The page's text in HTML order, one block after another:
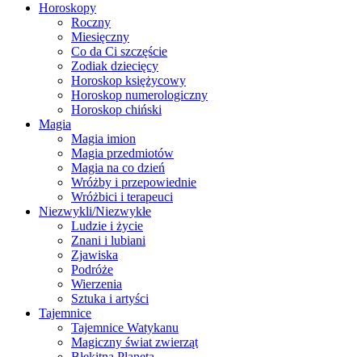
Horoskopy
Roczny
Miesięczny
Co da Ci szczęście
Zodiak dziecięcy
Horoskop księżycowy
Horoskop numerologiczny
Horoskop chiński
Magia
Magia imion
Magia przedmiotów
Magia na co dzień
Wróżby i przepowiednie
Wróżbici i terapeuci
Niezwykli/Niezwykłe
Ludzie i życie
Znani i lubiani
Zjawiska
Podróże
Wierzenia
Sztuka i artyści
Tajemnice
Tajemnice Watykanu
Magiczny świat zwierząt